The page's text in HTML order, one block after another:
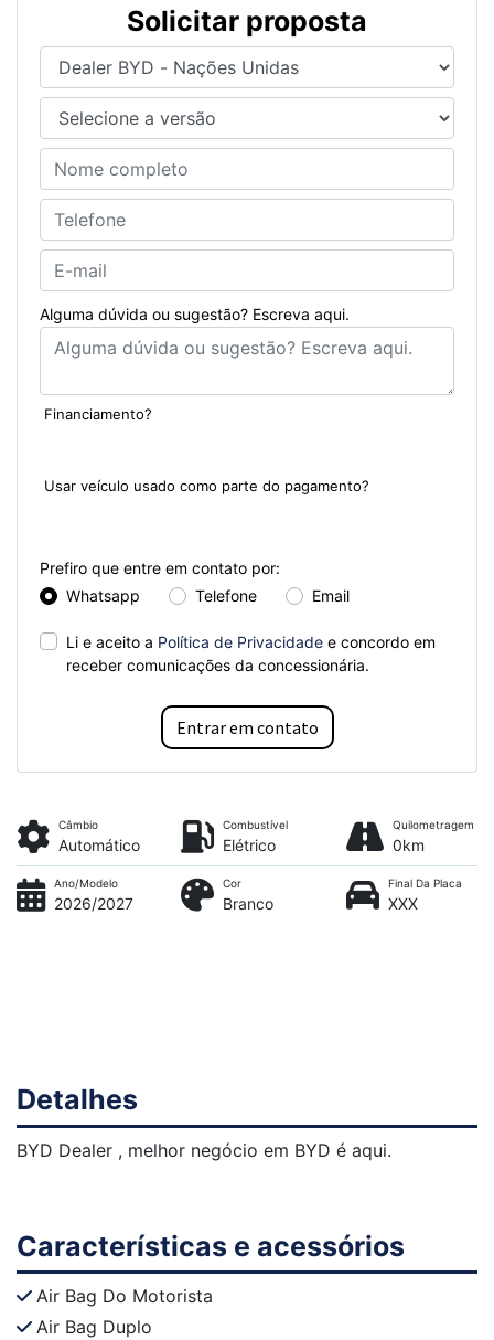
Solicitar proposta
Alguma dúvida ou sugestão? Escreva aqui.
Financiamento?
Usar veículo usado como parte do pagamento?
Prefiro que entre em contato por:
Whatsapp
Telefone Email
Li e aceito a Política de Privacidade e concordo em
receber comunicações da concessionária.
Entrar em contato
Câmbio
Automático
Combustível
Elétrico
Quilometragem
0km
Ano/Modelo
2026/2027
Cor
Branco
Final Da Placa
XXX
Detalhes
BYD Dealer , melhor negócio em BYD é aqui.
Características e acessórios
Air Bag Do Motorista
Air Bag Duplo